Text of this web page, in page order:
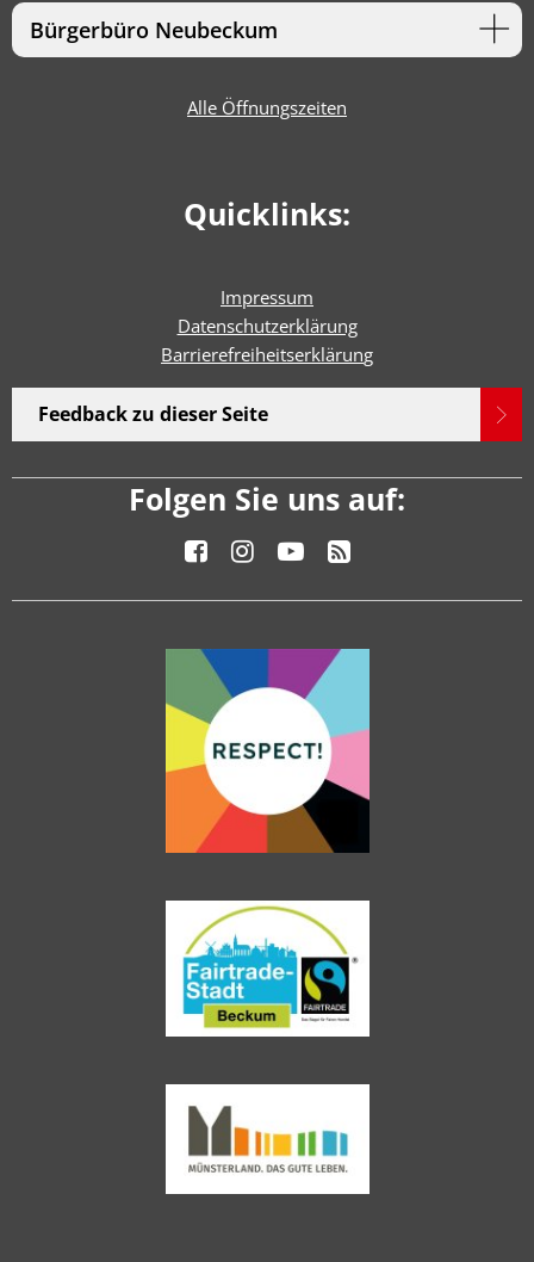
Bürgerbüro Neubeckum
Alle Öffnungszeiten
Quicklinks:
Impressum
Datenschutzerklärung
Barrierefreiheitserklärung
Feedback zu dieser Seite
Folgen Sie uns auf: